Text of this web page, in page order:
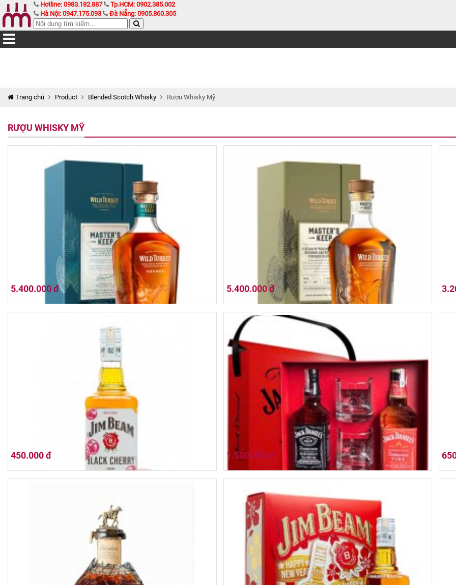
Hotline: 0983.182.887
Tp.HCM: 0902.385.002
Hà Nội: 0947.175.093
Đà Nẵng: 0905.860.305
Trang chủ Product Blended Scotch Whisky Rượu Whisky Mỹ
RƯỢU WHISKY MỸ
Wild Turkey Master's Keep Voyage 700ml
5.400.000 đ
Wild Turkey Master's Keep Unforgotten 700ml
5.400.000 đ
450.000 đ
Set Hộp Quà 2 Chai Jack Daniel's 700ml x 2
1.500.000 đ